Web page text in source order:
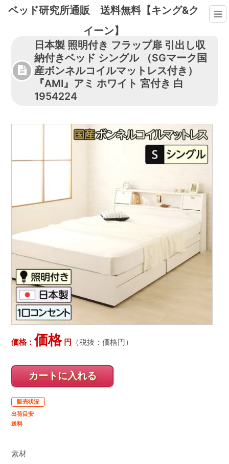
ベッド研究所通販 送料無料【キング&ク
イーン】
日本製 照明付き フラップ扉 引出し収
納付きベッド シングル （SGマーク国
産ボンネルコイルマットレス付き）
『AMI』アミ ホワイト 宮付き 白
1954224
価格：価格円 （税抜：価格円）
カートに入れる
販売状況
出荷目安
送料
素材